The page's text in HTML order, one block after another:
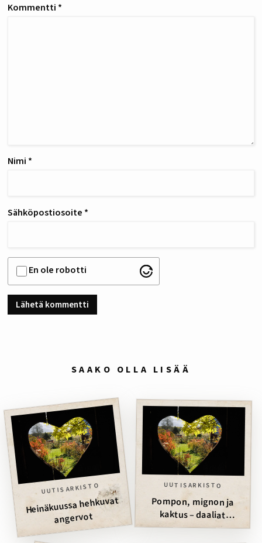
Kommentti *
Nimi *
Sähköpostiosoite *
En ole robotti
SAAKO OLLA LISÄÄ
UUTISARKISTO
Heinäkuussa hehkuvat
angervot
UUTISARKISTO
Pompon, mignon ja
kaktus – daaliat
hehkuvat väreissä ja